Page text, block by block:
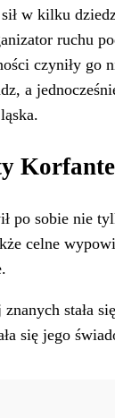
w kilku
ruchu
czyniły go
a
po sobie nie
celne
stała
się jego